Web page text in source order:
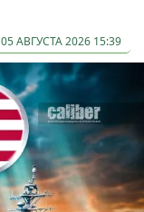
05 АВГУСТА 2026 15:39